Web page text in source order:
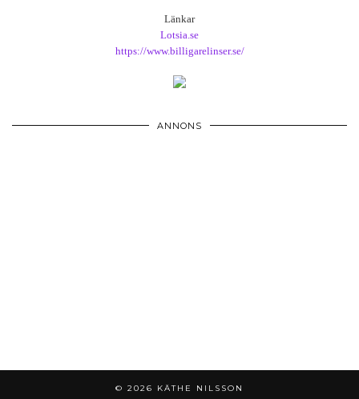
Länkar
Lotsia.se
https://www.billigarelinser.se/
ANNONS
© 2026 KÄTHE NILSSON